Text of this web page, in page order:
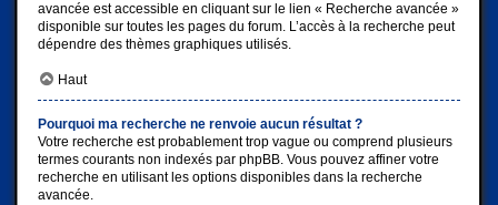
avancée est accessible en cliquant sur le lien « Recherche avancée »
disponible sur toutes les pages du forum. L’accès à la recherche peut
dépendre des thèmes graphiques utilisés.
Haut
Pourquoi ma recherche ne renvoie aucun résultat ?
Votre recherche est probablement trop vague ou comprend plusieurs
termes courants non indexés par phpBB. Vous pouvez affiner votre
recherche en utilisant les options disponibles dans la recherche
avancée.